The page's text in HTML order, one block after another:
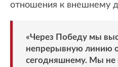
отношения к внешнему
«Через Победу мы
непрерывную линию
сегодняшнему. Мы не